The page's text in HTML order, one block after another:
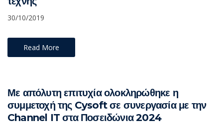
30/10/2019
Read More
Με απόλυτη επιτυχία ολοκληρώθηκε η
συμμετοχή της Cysoft σε συνεργασία με την
Channel IT στα Ποσειδώνια 2024